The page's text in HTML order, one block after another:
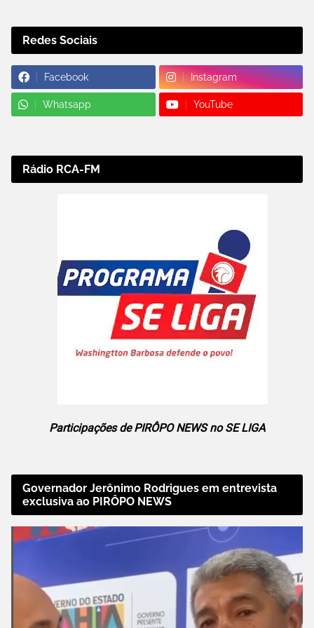
Redes Sociais
Facebook Instagram
Whatsapp YouTube
Rádio RCA-FM
Participações de PIRÔPO NEWS no SE LIGA
Governador Jerônimo Rodrigues em entrevista
exclusiva ao PIRÔPO NEWS